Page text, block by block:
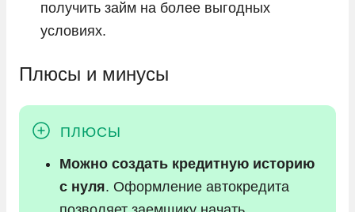
получить займ на более выгодных
условиях.
Плюсы и минусы
Можно создать кредитную историю
с нуля. Оформление автокредита